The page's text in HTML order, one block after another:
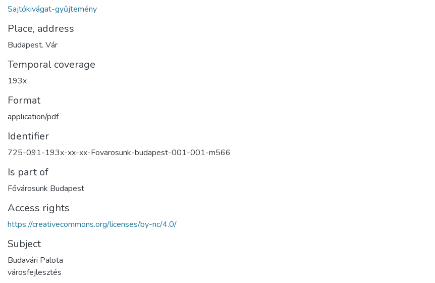
Sajtókivágat-gyűjtemény
Place, address
Budapest. Vár
Temporal coverage
193x
Format
application/pdf
Identifier
725-091-193x-xx-xx-Fovarosunk-budapest-001-001-m566
Is part of
Fővárosunk Budapest
Access rights
https://creativecommons.org/licenses/by-nc/4.0/
Subject
Budavári Palota
városfejlesztés